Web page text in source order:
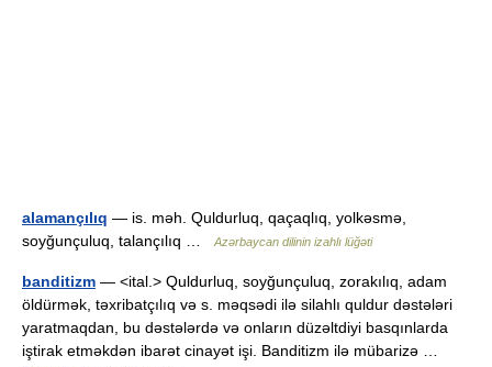
alamançılıq — is. məh. Quldurluq, qaçaqlıq, yolkəsmə,
soyğunçuluq, talançılıq …
Azərbaycan dilinin izahlı lüğəti
banditizm — <ital.> Quldurluq, soyğunçuluq, zorakılıq, adam
öldürmək, təxribatçılıq və s. məqsədi ilə silahlı quldur dəstələri
yaratmaqdan, bu dəstələrdə və onların düzəltdiyi basqınlarda
iştirak etməkdən ibarət cinayət işi. Banditizm ilə mübarizə …